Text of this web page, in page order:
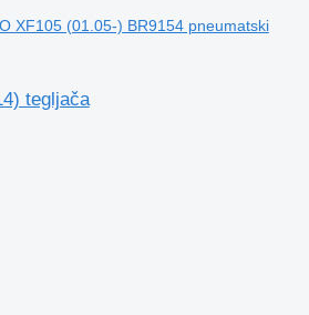
XF105 (01.05-) BR9154 pneumatski
tegljača